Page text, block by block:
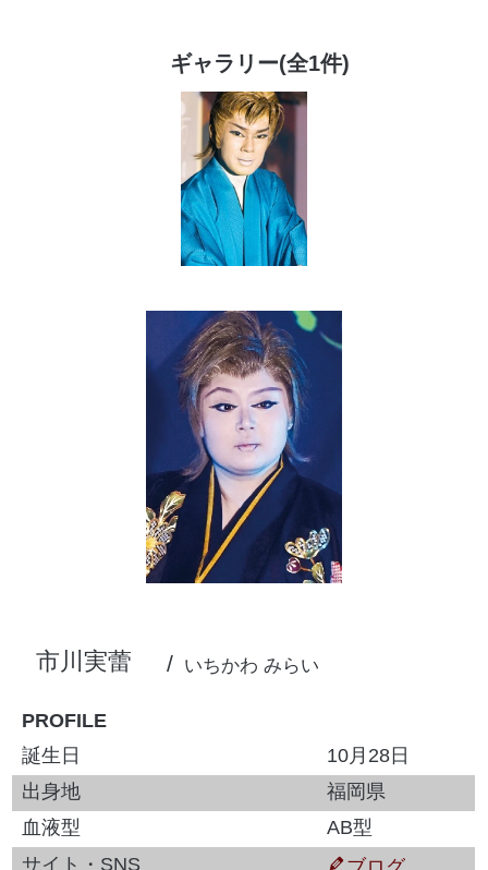
ギャラリー(全1件)
市川実蕾 いちかわ みらい
PROFILE
誕生日
10月28日
出身地
福岡県
血液型
AB型
サイト・SNS